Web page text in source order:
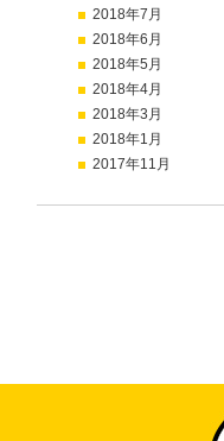
2018年7月
2018年6月
2018年5月
2018年4月
2018年3月
2018年1月
2017年11月